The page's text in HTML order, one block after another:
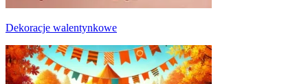
Dekoracje walentynkowe